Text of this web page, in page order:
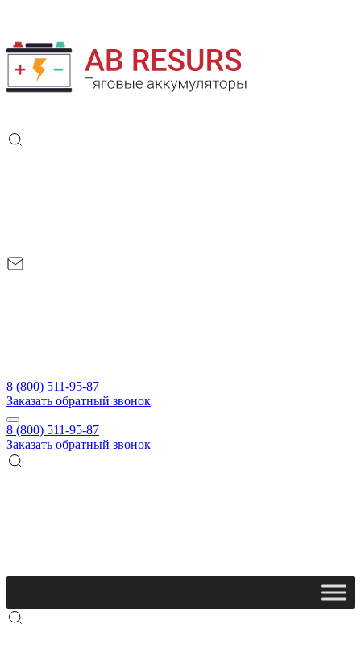
8 (800) 511-95-87
Заказать обратный звонок
8 (800) 511-95-87
Заказать обратный звонок